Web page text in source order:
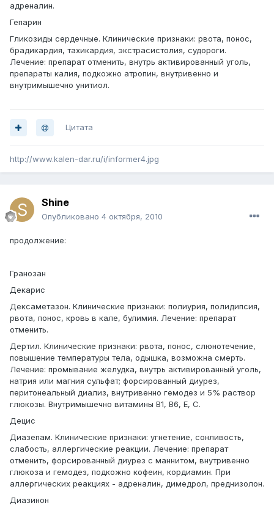
адреналин.
Гепарин
Гликозиды сердечные. Клинические признаки: рвота, понос,
брадикардия, тахикардия, экстрасистолия, судороги.
Лечение: препарат отменить, внутрь активированный уголь,
препараты калия, подкожно атропин, внутривенно и
внутримышечно унитиол.
Цитата
http://www.kalen-dar.ru/i/informer4.jpg
Shine
Опубликовано 4 октября, 2010
продолжение:
Гранозан
Декарис
Дексаметазон. Клинические признаки: полиурия, полидипсия,
рвота, понос, кровь в кале, булимия. Лечение: препарат
отменить.
Дертил. Клинические признаки: рвота, понос, слюнотечение,
повышение температуры тела, одышка, возможна смерть.
Лечение: промывание желудка, внутрь активированный уголь,
натрия или магния сульфат; форсированный диурез,
перитонеальный диализ, внутривенно гемодез и 5% раствор
глюкозы. Внутримышечно витамины В1, В6, Е, С.
Децис
Диазепам. Клинические признаки: угнетение, сонливость,
слабость, аллергические реакции. Лечение: препарат
отменить, форсированный диурез с маннитом, внутривенно
глюкоза и гемодез, подкожно кофеин, кордиамин. При
аллергических реакциях - адреналин, димедрол, преднизолон.
Диазинон